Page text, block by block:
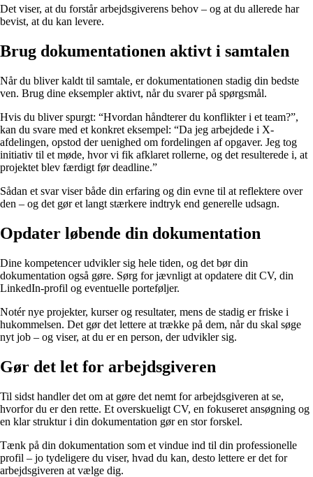
Det viser, at du forstår arbejdsgiverens behov – og at du allerede har
bevist, at du kan levere.
Brug dokumentationen aktivt i samtalen
Når du bliver kaldt til samtale, er dokumentationen stadig din bedste
ven. Brug dine eksempler aktivt, når du svarer på spørgsmål.
Hvis du bliver spurgt: “Hvordan håndterer du konflikter i et team?”,
kan du svare med et konkret eksempel: “Da jeg arbejdede i X-
afdelingen, opstod der uenighed om fordelingen af opgaver. Jeg tog
initiativ til et møde, hvor vi fik afklaret rollerne, og det resulterede i, at
projektet blev færdigt før deadline.”
Sådan et svar viser både din erfaring og din evne til at reflektere over
den – og det gør et langt stærkere indtryk end generelle udsagn.
Opdater løbende din dokumentation
Dine kompetencer udvikler sig hele tiden, og det bør din
dokumentation også gøre. Sørg for jævnligt at opdatere dit CV, din
LinkedIn-profil og eventuelle porteføljer.
Notér nye projekter, kurser og resultater, mens de stadig er friske i
hukommelsen. Det gør det lettere at trække på dem, når du skal søge
nyt job – og viser, at du er en person, der udvikler sig.
Gør det let for arbejdsgiveren
Til sidst handler det om at gøre det nemt for arbejdsgiveren at se,
hvorfor du er den rette. Et overskueligt CV, en fokuseret ansøgning og
en klar struktur i din dokumentation gør en stor forskel.
Tænk på din dokumentation som et vindue ind til din professionelle
profil – jo tydeligere du viser, hvad du kan, desto lettere er det for
arbejdsgiveren at vælge dig.